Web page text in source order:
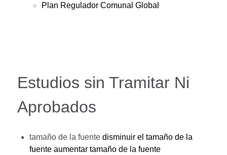
Plan Regulador Comunal Global
Estudios sin Tramitar Ni
Aprobados
tamaño de la fuente disminuir el tamaño de la
fuente aumentar tamaño de la fuente